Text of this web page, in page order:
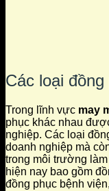
Các loại
Trong lĩnh vực may
phục khác nhau
nghiệp. Các loại
doanh nghiệp mà
trong môi trường
hiện nay bao gồm
đồng phục bệnh